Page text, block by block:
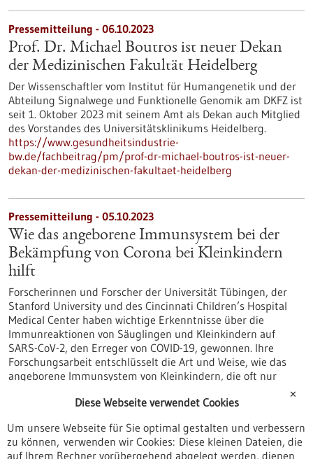
Pressemitteilung - 06.10.2023
Prof. Dr. Michael Boutros ist neuer Dekan
der Medizinischen Fakultät Heidelberg
Der Wissenschaftler vom Institut für Humangenetik und der
Abteilung Signalwege und Funktionelle Genomik am DKFZ ist
seit 1. Oktober 2023 mit seinem Amt als Dekan auch Mitglied
des Vorstandes des Universitätsklinikums Heidelberg.
https://www.gesundheitsindustrie-
bw.de/fachbeitrag/pm/prof-dr-michael-boutros-ist-neuer-
dekan-der-medizinischen-fakultaet-heidelberg
Pressemitteilung - 05.10.2023
Wie das angeborene Immunsystem bei der
Bekämpfung von Corona bei Kleinkindern
hilft
Forscherinnen und Forscher der Universität Tübingen, der
Stanford University und des Cincinnati Children’s Hospital
Medical Center haben wichtige Erkenntnisse über die
Immunreaktionen von Säuglingen und Kleinkindern auf
SARS-CoV-2, den Erreger von COVID-19, gewonnen. Ihre
Forschungsarbeit entschlüsselt die Art und Weise, wie das
angeborene Immunsystem von Kleinkindern, die oft nur
bw.de/fachbeitrag/pm/wie-das-angeborene-immunsystem-
bei-der-bekaempfung-von-corona-bei-kleinkindern-hilft
✕
Diese Webseite verwendet Cookies
Um unsere Webseite für Sie optimal gestalten und verbessern
zu können, verwenden wir Cookies: Diese kleinen Dateien, die
auf Ihrem Rechner vorübergehend abgelegt werden, dienen